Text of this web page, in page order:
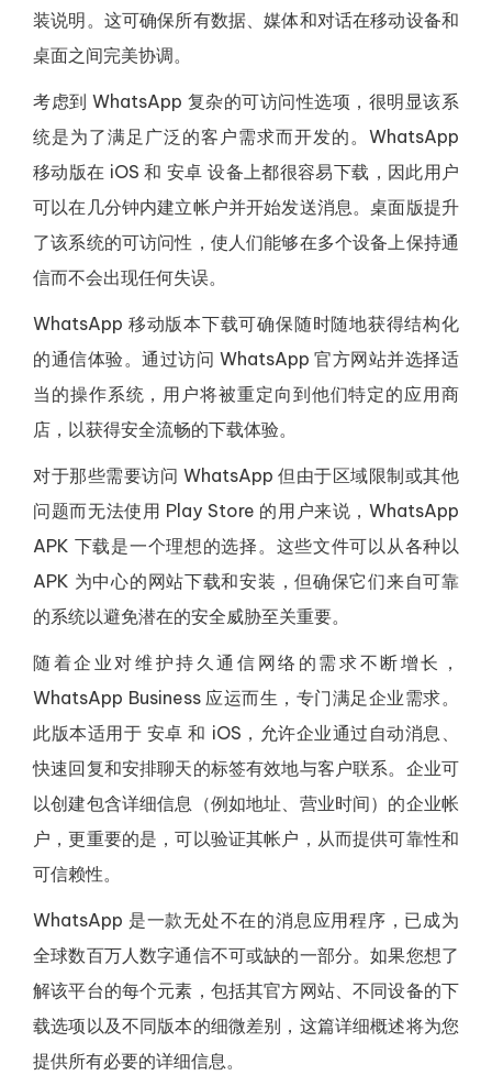
装说明。这可确保所有数据、媒体和对话在移动设备和
桌面之间完美协调。
考虑到 WhatsApp 复杂的可访问性选项，很明显该系
统是为了满足广泛的客户需求而开发的。WhatsApp
移动版在 iOS 和 安卓 设备上都很容易下载，因此用户
可以在几分钟内建立帐户并开始发送消息。桌面版提升
了该系统的可访问性，使人们能够在多个设备上保持通
信而不会出现任何失误。
WhatsApp 移动版本下载可确保随时随地获得结构化
的通信体验。通过访问 WhatsApp 官方网站并选择适
当的操作系统，用户将被重定向到他们特定的应用商
店，以获得安全流畅的下载体验。
对于那些需要访问 WhatsApp 但由于区域限制或其他
问题而无法使用 Play Store 的用户来说，WhatsApp
APK 下载是一个理想的选择。这些文件可以从各种以
APK 为中心的网站下载和安装，但确保它们来自可靠
的系统以避免潜在的安全威胁至关重要。
随着企业对维护持久通信网络的需求不断增长，
WhatsApp Business 应运而生，专门满足企业需求。
此版本适用于 安卓 和 iOS，允许企业通过自动消息、
快速回复和安排聊天的标签有效地与客户联系。企业可
以创建包含详细信息（例如地址、营业时间）的企业帐
户，更重要的是，可以验证其帐户，从而提供可靠性和
可信赖性。
WhatsApp 是一款无处不在的消息应用程序，已成为
全球数百万人数字通信不可或缺的一部分。如果您想了
解该平台的每个元素，包括其官方网站、不同设备的下
载选项以及不同版本的细微差别，这篇详细概述将为您
提供所有必要的详细信息。